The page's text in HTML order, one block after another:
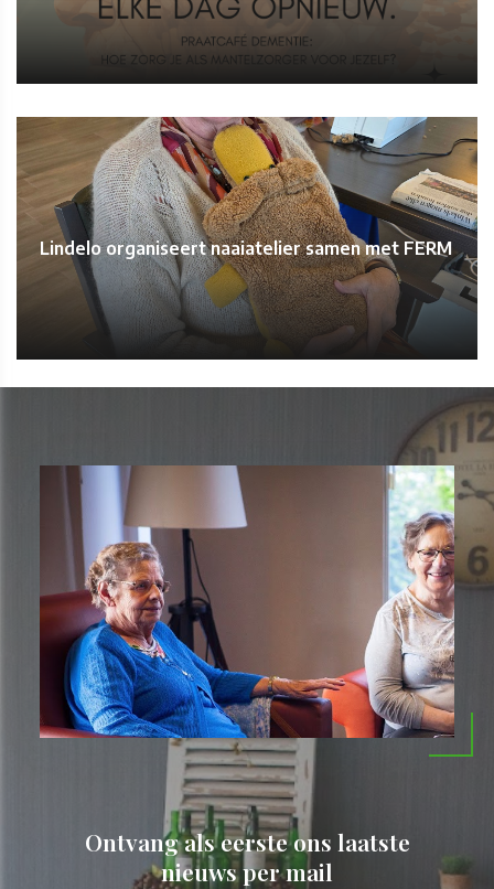
Lindelo organiseert naaiatelier samen met FERM
Ontvang als eerste ons laatste
nieuws per mail